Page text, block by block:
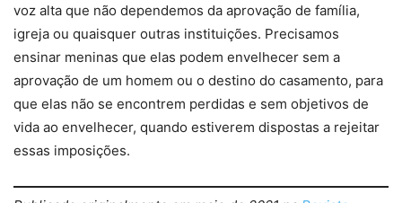
voz alta que não dependemos da aprovação de família,
igreja ou quaisquer outras instituições. Precisamos
ensinar meninas que elas podem envelhecer sem a
aprovação de um homem ou o destino do casamento, para
que elas não se encontrem perdidas e sem objetivos de
vida ao envelhecer, quando estiverem dispostas a rejeitar
essas imposições.